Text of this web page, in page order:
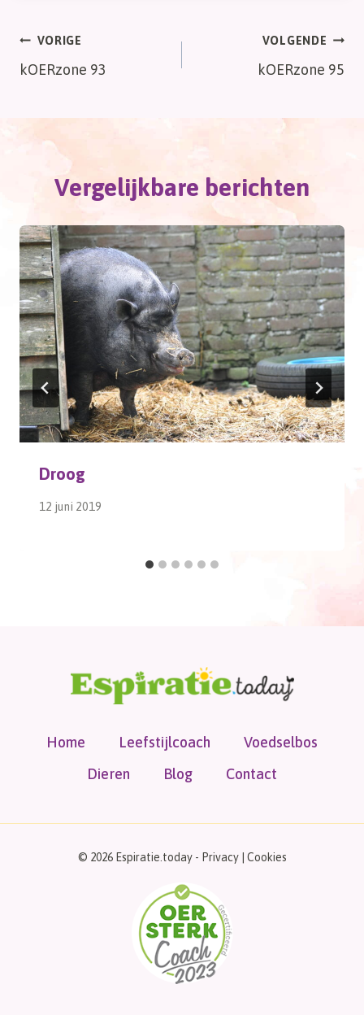
Bericht
navigatie
VORIGE
kOERzone 93
VOLGENDE
kOERzone 95
Vergelijkbare berichten
Droog
12 juni 2019
Home Leefstijlcoach
Voedselbos
Dieren
Blog Contact
© 2026 Espiratie.today - Privacy| Cookies